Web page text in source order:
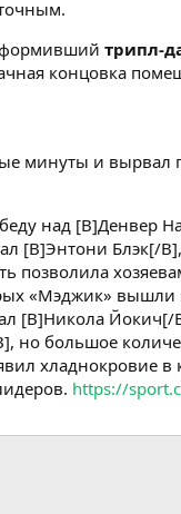
трипл-
концовка
минуты и вырвал
над [B]Денвер
[B]Энтони Блэк[/
позволила
«Мэджик»
[B]Никола
большое
хладнокровие
https://